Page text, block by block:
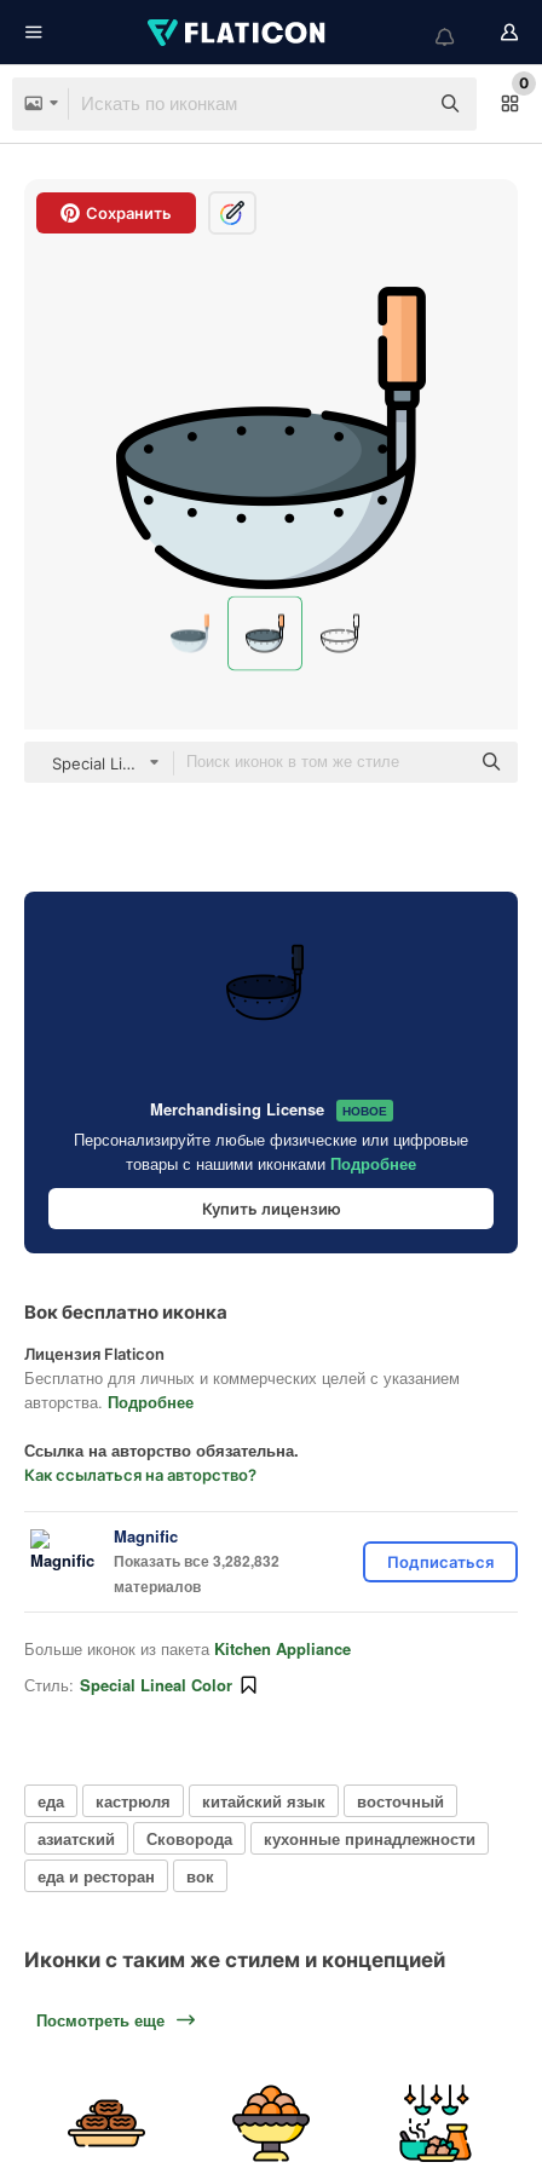
0
Сохранить
Special Lineal color
Merchandising License НОВОЕ
Персонализируйте любые физические или цифровые
товары с нашими иконками Подробнее
Купить лицензию
Вок бесплатно иконка
Лицензия Flaticon
Бесплатно для личных и коммерческих целей с указанием
авторства. Подробнее
Ссылка на авторство обязательна.
Как ссылаться на авторство?
Magnific
Показать все 3,282,832
материалов
Подписаться
Больше иконок из пакета Kitchen Appliance
Стиль: Special Lineal Color
еда кастрюля китайский язык
восточный
азиатский
Сковорода
кухонные принадлежности
еда и ресторан
вок
Иконки с таким же стилем и концепцией
Посмотреть еще